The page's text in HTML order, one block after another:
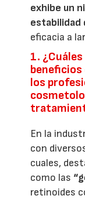
exhibe un
estabilidad
eficacia a
1.
los
En la
con
cuales,
como las
retinoides